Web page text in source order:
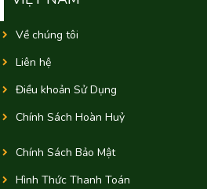
Về chúng tôi
Liên hệ
Điều khoản Sử Dụng
Chính Sách Hoàn Huỷ
Chính Sách Bảo Mật
Hình Thức Thanh Toán